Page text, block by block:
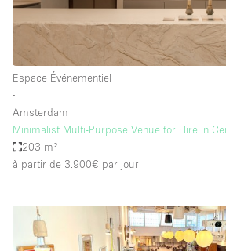
Espace Événementiel
∙
Amsterdam
Minimalist Multi-Purpose Venue for Hire in
203 m²
à partir de 3.900€ par jour